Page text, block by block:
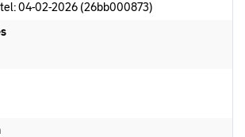
04-02-2026 (26bb000873)